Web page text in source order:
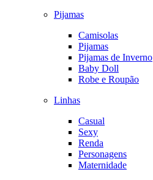
Pijamas
Camisolas
Pijamas
Pijamas de Inverno
Baby Doll
Robe e Roupão
Linhas
Casual
Sexy
Renda
Personagens
Maternidade